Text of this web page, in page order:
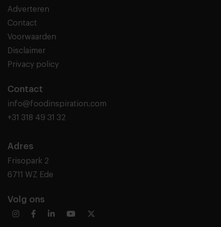
Adverteren
Contact
Voorwaarden
Disclaimer
Privacy policy
Contact
info@foodinspiration.com
+31 318 49 31 32
Adres
Frisopark 2
6711 WZ Ede
Volg ons